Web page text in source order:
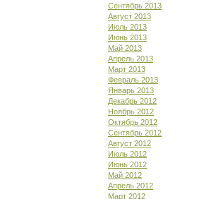
Сентябрь 2013
Август 2013
Июль 2013
Июнь 2013
Май 2013
Апрель 2013
Март 2013
Февраль 2013
Январь 2013
Декабрь 2012
Ноябрь 2012
Октябрь 2012
Сентябрь 2012
Август 2012
Июль 2012
Июнь 2012
Май 2012
Апрель 2012
Март 2012